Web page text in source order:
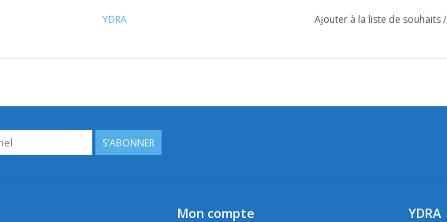
YDRA Ajouter à la liste de souhaits/
S'ABONNER
Mon compte YDRA